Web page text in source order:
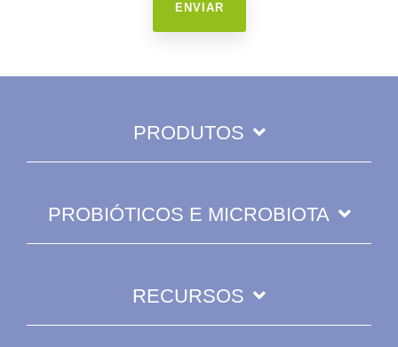
PRODUTOS
PROBIÓTICOS E MICROBIOTA
RECURSOS